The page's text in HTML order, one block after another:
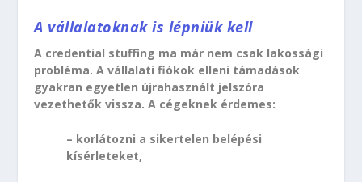
A vállalatoknak is lépniük kell
A credential stuffing ma már nem csak lakossági
probléma. A vállalati fiókok elleni támadások
gyakran egyetlen újrahasznált jelszóra
vezethetők vissza. A cégeknek érdemes:
– korlátozni a sikertelen belépési
kísérleteket,